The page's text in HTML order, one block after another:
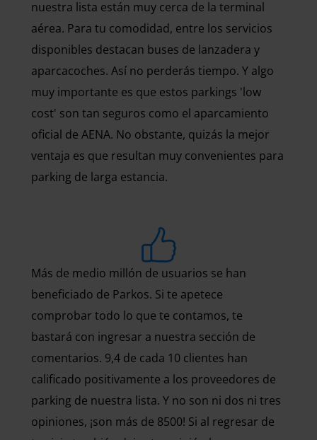
nuestra lista están muy cerca de la terminal
aérea. Para tu comodidad, entre los servicios
disponibles destacan buses de lanzadera y
aparcacoches. Así no perderás tiempo. Y algo
muy importante es que estos parkings 'low
cost' son tan seguros como el aparcamiento
oficial de AENA. No obstante, quizás la mejor
ventaja es que resultan muy convenientes para
parking de larga estancia.
Más de medio millón de usuarios se han
beneficiado de Parkos. Si te apetece
comprobar todo lo que te contamos, te
bastará con ingresar a nuestra sección de
comentarios. 9,4 de cada 10 clientes han
calificado positivamente a los proveedores de
parking de nuestra lista. Y no son ni dos ni tres
opiniones, ¡son más de 8500! Si al regresar de